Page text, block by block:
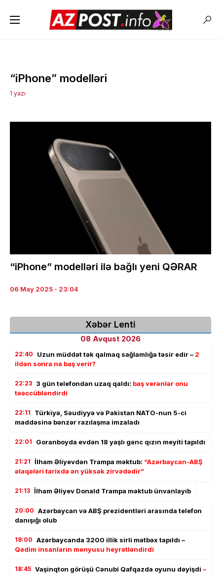
“iPhone” modelləri
1 yazı
“iPhone” modelləri ilə bağlı yeni QƏRAR
06 May 2025 - 23:04
Xəbər Lenti
08 Avqust 2026
22:40 Uzun müddət tək qalmaq sağlamlığa təsir edir – 2
ildən sonra nə baş verir?
22:23 3 gün telefondan uzaq qaldı: baş verənlər onu
təəccübləndirdi
22:11
Türkiyə, Səudiyyə və Pakistan NATO-nun 5-ci
maddəsinə bənzər razılaşma imzaladı
22:01 Goranboyda evdən 18 yaşlı gənc qızın meyiti tapıldı
21:21 İlham Əliyevdən Trampa məktub: “Azərbaycan-ABŞ
əlaqələri tarixdə ən yüksək zirvədədir”
21:13 İlham Əliyev Donald Trampa məktub ünvanlayıb
20:00 Azərbaycan və ABŞ prezidentləri arasında telefon
danışığı olub
19:00 Azərbaycanda 3200 illik sirli mətbəx tapıldı –
Qədim insanların menyusu heyrətləndirdi
18:45 Vaşinqton görüşü Cənubi Qafqazda oyunu dəyişdi –